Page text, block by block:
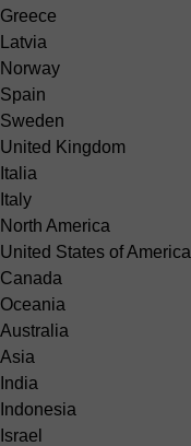
Greece
Latvia
Norway
Spain
Sweden
United Kingdom
Italia
Italy
North America
United States of America
Canada
Oceania
Australia
Asia
India
Indonesia
Israel